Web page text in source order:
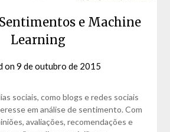
e Machine
Learning
on9 de outubro de 2015
Matos
sociais, como blogs e redes sociais
em análise de sentimento. Com
avaliações, recomendações e